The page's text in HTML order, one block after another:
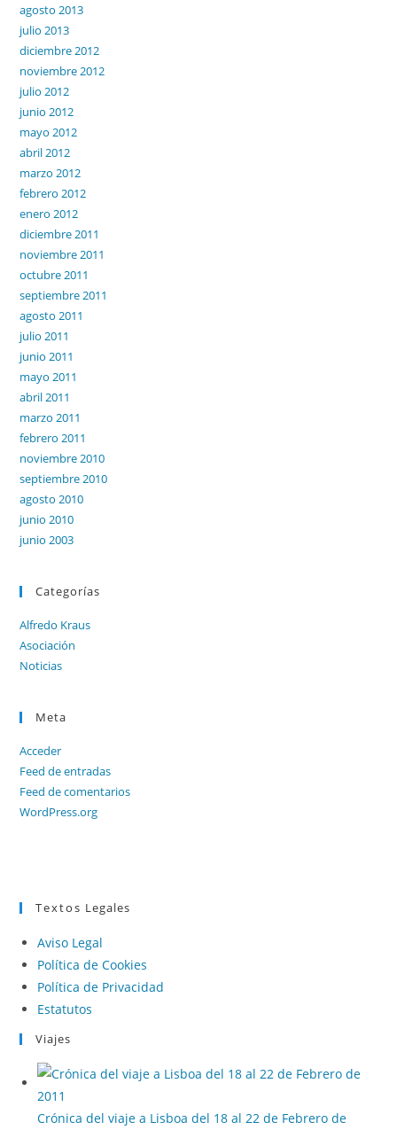
agosto 2013
julio 2013
diciembre 2012
noviembre 2012
julio 2012
junio 2012
mayo 2012
abril 2012
marzo 2012
febrero 2012
enero 2012
diciembre 2011
noviembre 2011
octubre 2011
septiembre 2011
agosto 2011
julio 2011
junio 2011
mayo 2011
abril 2011
marzo 2011
febrero 2011
noviembre 2010
septiembre 2010
agosto 2010
junio 2010
junio 2003
Categorías
Alfredo Kraus
Asociación
Noticias
Meta
Acceder
Feed de entradas
Feed de comentarios
WordPress.org
Textos Legales
Aviso Legal
Política de Cookies
Política de Privacidad
Estatutos
Viajes
Crónica del viaje a Lisboa del 18 al 22 de Febrero de